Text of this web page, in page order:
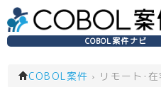
COBOL案件ナビ
COBOL案件 › リモート･